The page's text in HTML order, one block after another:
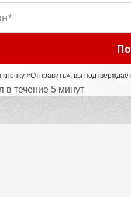
«Отправить», вы
в течение 5 минут